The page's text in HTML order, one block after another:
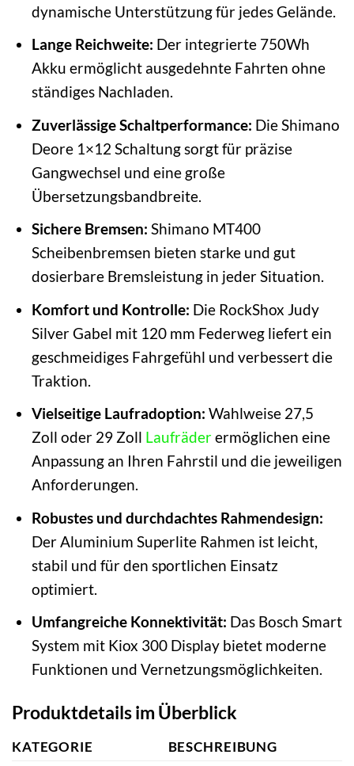
dynamische Unterstützung für jedes Gelände.
Lange Reichweite: Der integrierte 750Wh
Akku ermöglicht ausgedehnte Fahrten ohne
ständiges Nachladen.
Zuverlässige Schaltperformance: Die Shimano
Deore 1×12 Schaltung sorgt für präzise
Gangwechsel und eine große
Übersetzungsbandbreite.
Sichere Bremsen: Shimano MT400
Scheibenbremsen bieten starke und gut
dosierbare Bremsleistung in jeder Situation.
Komfort und Kontrolle: Die RockShox Judy
Silver Gabel mit 120 mm Federweg liefert ein
geschmeidiges Fahrgefühl und verbessert die
Traktion.
Vielseitige Laufradoption: Wahlweise 27,5
Zoll oder 29 Zoll Laufräderermöglichen eine
Anpassung an Ihren Fahrstil und die jeweiligen
Anforderungen.
Robustes und durchdachtes Rahmendesign:
Der Aluminium Superlite Rahmen ist leicht,
stabil und für den sportlichen Einsatz
optimiert.
Umfangreiche Konnektivität: Das Bosch Smart
System mit Kiox 300 Display bietet moderne
Funktionen und Vernetzungsmöglichkeiten.
Produktdetails im Überblick
KATEGORIE BESCHREIBUNG